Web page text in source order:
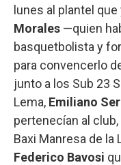
lunes al plantel que
Morales —quien
basquetbolista y
para convencerlo
junto a los Sub 23
Lema, Emiliano
pertenecían al club,
Baxi Manresa de la
Federico Bavosi